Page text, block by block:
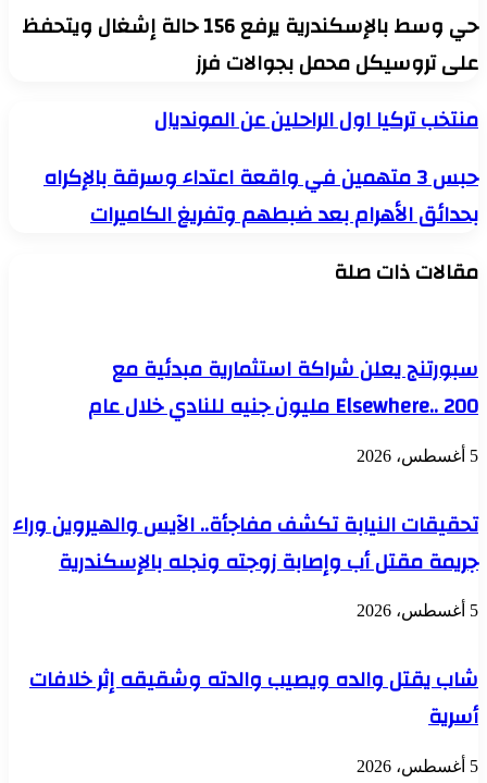
حي وسط بالإسكندرية يرفع 156 حالة إشغال ويتحفظ
على تروسيكل محمل بجوالات فرز
منتخب
تركيا
الراحلين
عن
المونديال
منتخب تركيا اول الراحلين عن المونديال
3
متهمين
في
اعتداء
بعد
ضبطهم
وتفريغ
حبس 3 متهمين في واقعة اعتداء وسرقة بالإكراه
بحدائق الأهرام بعد ضبطهم وتفريغ الكاميرات
مقالات ذات صلة
سبورتنج يعلن شراكة استثمارية مبدئية مع
Elsewhere.. 200 مليون جنيه للنادي خلال عام
5 أغسطس، 2026
تحقيقات النيابة تكشف مفاجأة.. الآيس والهيروين وراء
جريمة مقتل أب وإصابة زوجته ونجله بالإسكندرية
5 أغسطس، 2026
شاب يقتل والده ويصيب والدته وشقيقه إثر خلافات
أسرية
5 أغسطس، 2026